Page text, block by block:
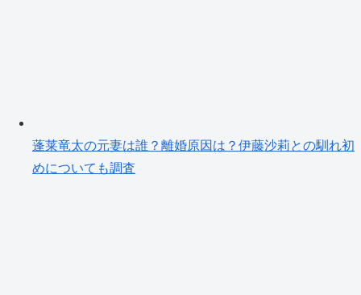
蓬莱竜太の元妻は誰？離婚原因は？伊藤沙莉との馴れ初
めについても調査